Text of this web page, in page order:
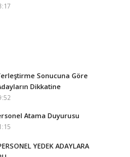
Sonucuna Göre
Dikkatine
Atama Duyurusu
YEDEK ADAYLARA